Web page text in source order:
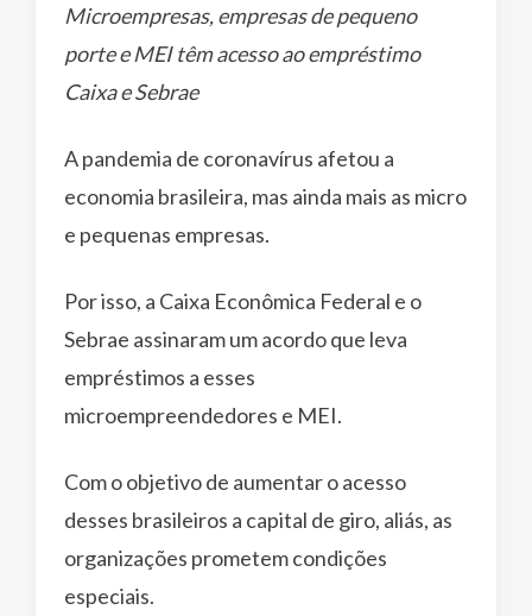
Microempresas, empresas de pequeno
porte e MEI têm acesso ao empréstimo
Caixa e Sebrae
A pandemia de coronavírus afetou a
economia brasileira, mas ainda mais as micro
e pequenas empresas.
Por isso, a Caixa Econômica Federal e o
Sebrae assinaram um acordo que leva
empréstimos a esses
microempreendedores e MEI.
Com o objetivo de aumentar o acesso
desses brasileiros a capital de giro, aliás, as
organizações prometem condições
especiais.